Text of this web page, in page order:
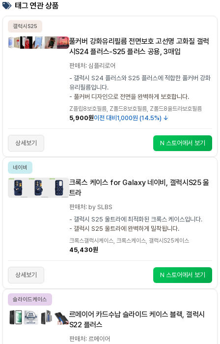
태그 연관 상품
갤럭시S25
풀커버 강화유리필름 전면보호 고선명 고화질 갤럭
시S24 플러스-S25 플러스 공용, 3매입
판매처: 심플리로어
- 갤럭시 S24 플러스와 S25 플러스에 적합한 풀커버 강화
유리필름입니다.
- 풀커버 디자인으로 전면을 완벽하게 보호합니다.
Z플립8보호필름, Z폴드8보호필름, Z폴드8울트라보호필름
5,900원이전 대비1,000원 (14.5%) ↓
상세보기 N 스토어에서 보기
네이비
크록스 케이스 for Galaxy 네이비, 갤럭시S25 울
트라
판매처: by SLBS
- 갤럭시 S25 울트라에 최적화된 크록스 케이스입니다.
- 갤럭시 S25 울트라에 완벽하게 밀착됩니다.
크록스갤럭시케이스, 크록스케이스, 갤럭시S25케이스
45,430원
상세보기 N 스토어에서 보기
슬라이드케이스
르메이어 카드수납 슬라이드 케이스 블랙, 갤럭시
S22 플러스
판매처: 르메이어